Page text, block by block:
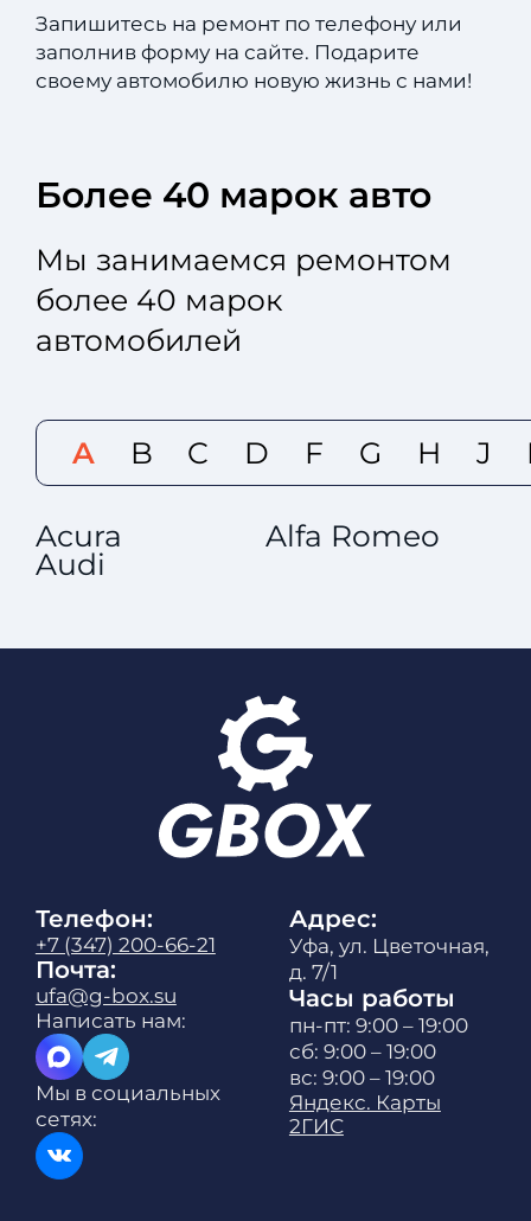
Запишитесь на ремонт по телефону или
заполнив форму на сайте. Подарите
своему автомобилю новую жизнь с нами!
Более 40 марок авто
Мы занимаемся ремонтом
более 40 марок
автомобилей
A B C D F G H J
Acura
Alfa Romeo
Audi
Телефон:
+7 (347) 200-66-21
Почта:
ufa@g-box.su
Написать нам:
Мы в социальных
сетях:
Адрес:
Уфа, ул. Цветочная,
д. 7/1
Часы работы
пн-пт: 9:00 – 19:00
сб: 9:00 – 19:00
вс: 9:00 – 19:00
Яндекс. Карты
2ГИС